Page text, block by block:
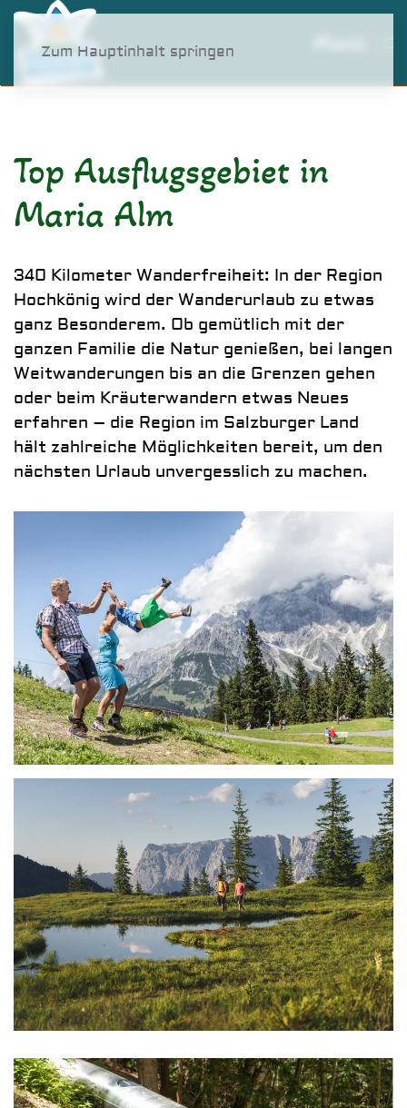
Zum Hauptinhalt springen
Waldrutschenpark am
Prinzenberg
Top Ausflugsgebiet in
Maria Alm
340 Kilometer Wanderfreiheit: In der Region
Hochkönig wird der Wanderurlaub zu etwas
ganz Besonderem. Ob gemütlich mit der
ganzen Familie die Natur genießen, bei langen
Weitwanderungen bis an die Grenzen gehen
oder beim Kräuterwandern etwas Neues
erfahren – die Region im Salzburger Land
hält zahlreiche Möglichkeiten bereit, um den
nächsten Urlaub unvergesslich zu machen.